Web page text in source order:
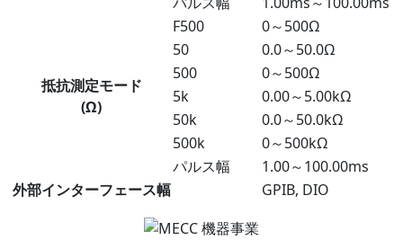
抵抗測定モード
(Ω)
F500
0～500Ω
50
0.0～50.0Ω
500
0～500Ω
5k
0.00～5.00kΩ
50k
0.0～50.0kΩ
500k
0～500kΩ
パルス幅
1.00～100.00ms
外部インターフェース幅
GPIB, DIO